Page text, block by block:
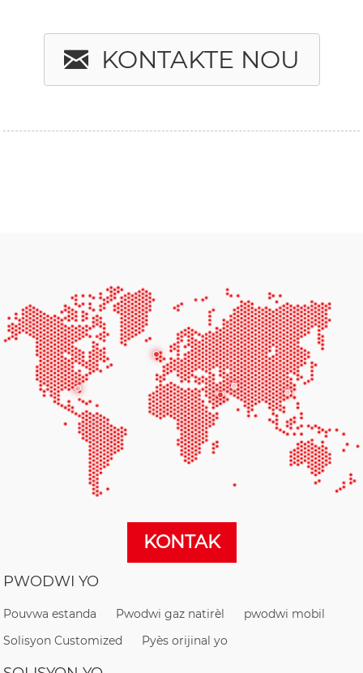
KONTAKTE NOU
KONTAK
PWODWI YO
Pouvwa estanda Pwodwi gaz natirèl
pwodwi mobil
Solisyon Customized
Pyès orijinal yo